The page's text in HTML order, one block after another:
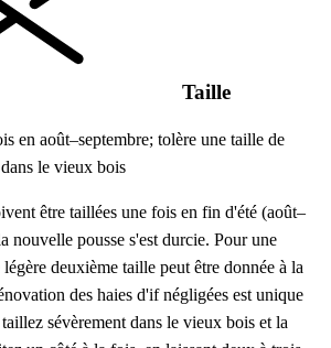
Taille
en août–septembre; tolère une taille de
le vieux bois
être taillées une fois en fin d'été (août–
nouvelle pousse s'est durcie. Pour une
deuxième taille peut être donnée à la
des haies d'if négligées est unique
sévèrement dans le vieux bois et la